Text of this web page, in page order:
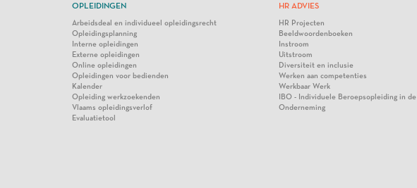
OPLEIDINGEN
Arbeidsdeal en individueel opleidingsrecht
Opleidingsplanning
Interne opleidingen
Externe opleidingen
Online opleidingen
Opleidingen voor bedienden
Kalender
Opleiding werkzoekenden
Vlaams opleidingsverlof
Evaluatietool
HR ADVIES
HR Projecten
Beeldwoordenboeken
Instroom
Uitstroom
Diversiteit en inclusie
Werken aan competenties
Werkbaar Werk
IBO - Individuele Beroepsopleiding in de
Onderneming